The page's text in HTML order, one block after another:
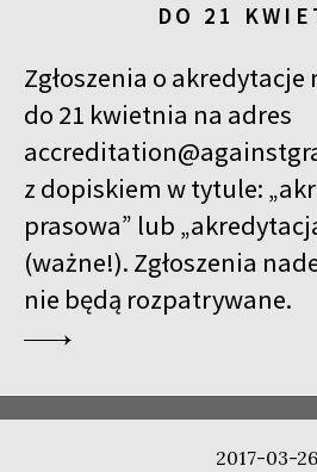
DO 21
Zgłoszenia o akredytacje
do 21 kwietnia na adres
z dopiskiem w tytule:
prasowa” lub
(ważne!). Zgłoszenia
nie będą rozpatrywane.
2017-03-26